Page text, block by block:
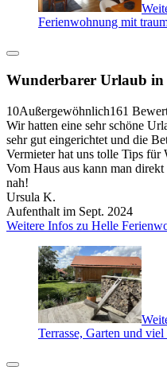
Ferienwohnung mit
Wunderbarer Urlaub in
10Außergewöhnlich161
Wir hatten eine sehr schöne
sehr gut eingerichtet und die
Vermieter hat uns tolle Tips für
Vom Haus aus kann man
nah!
Ursula K.
Aufenthalt im Sept. 2024
Weitere Infos zu Helle
Terrasse, Garten und viel